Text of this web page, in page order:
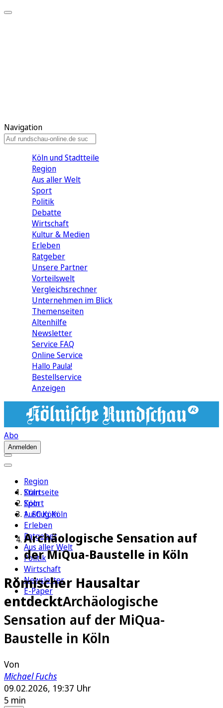
Navigation
Köln und Stadtteile
Region
Aus aller Welt
Sport
Politik
Debatte
Wirtschaft
Kultur & Medien
Erleben
Ratgeber
Unsere Partner
Vorteilswelt
Vergleichsrechner
Unternehmen im Blick
Themenseiten
Altenhilfe
Newsletter
Service FAQ
Online Service
Hallo Paula!
Bestellservice
Anzeigen
Abo
Anmelden
Region
Köln
Sport
1. FC Köln
Erleben
Ratgeber
Aus aller Welt
Politik
Wirtschaft
Newsletter
E-Paper
Startseite
Köln
Ausflug Köln
Archäologische Sensation auf
der MiQua-Baustelle in Köln
Römischer Hausaltar
entdecktArchäologische
Sensation auf der MiQua-
Baustelle in Köln
Von
Michael Fuchs
09.02.2026, 19:37 Uhr
5 min